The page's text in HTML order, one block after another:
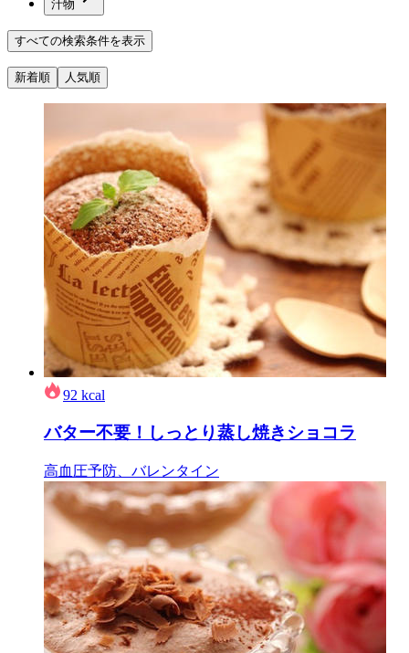
汁物
すべての検索条件を表示
新着順 人気順
92 kcal
バター不要！しっとり蒸し焼きショコラ
高血圧予防、バレンタイン